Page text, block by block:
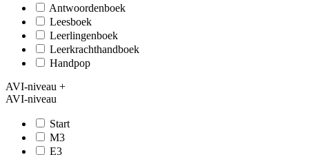
Antwoordenboek
Leesboek
Leerlingenboek
Leerkrachthandboek
Handpop
AVI-niveau +
AVI-niveau
Start
M3
E3